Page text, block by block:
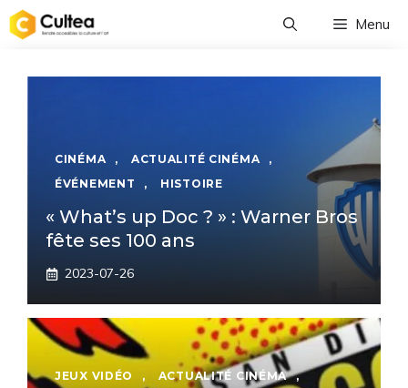
Aller
au
Menu
CINÉMA , ACTUALITÉ CINÉMA
,
ÉVÉNEMENT
, HISTOIRE
« What’s up Doc ? » : Warner Bros
fête ses 100 ans
2023-07-26
JEUX VIDÉO , ACTUALITÉ CINÉMA
,